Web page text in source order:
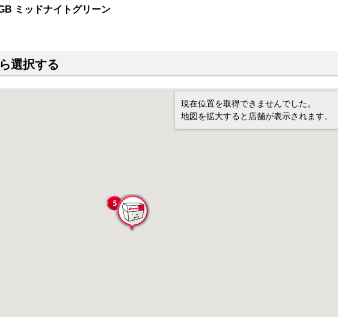
ミッドナイトグリーン
選択する
現在位置を取得できませんでした。
地図を拡大すると店舗が表示されます。